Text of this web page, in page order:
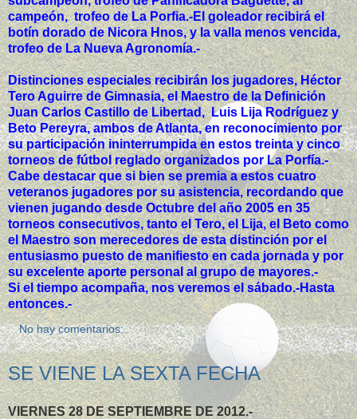
campeón, trofeo de La Porfia.-El goleador recibirá el
botín dorado de Nicora Hnos, y la valla menos vencida,
trofeo de La Nueva Agronomía.-
Distinciones especiales recibirán los jugadores, Héctor
Tero Aguirre de Gimnasia, el Maestro de la Definición
Juan Carlos Castillo de Libertad, Luis Lija Rodríguez y
Beto Pereyra, ambos de Atlanta, en reconocimiento por
su participación ininterrumpida en estos treinta y cinco
torneos de fútbol reglado organizados por La Porfía.-
Cabe destacar que si bien se premia a estos cuatro
veteranos jugadores por su asistencia, recordando que
vienen jugando desde Octubre del año 2005 en 35
torneos consecutivos, tanto el Tero, el Lija, el Beto como
el Maestro son merecedores de esta distinción por el
entusiasmo puesto de manifiesto en cada jornada y por
su excelente aporte personal al grupo de mayores.-
Si el tiempo acompaña, nos veremos el sábado.-Hasta
entonces.-
No hay comentarios:
SE VIENE LA SEXTA FECHA
VIERNES 28 DE SEPTIEMBRE DE 2012.-